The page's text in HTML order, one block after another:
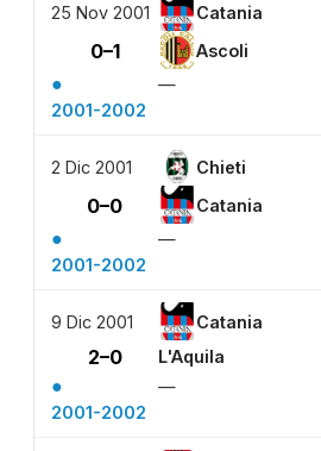
25 Nov 2001 Catania
0–1 Ascoli
●
—
2001-2002
2 Dic 2001 Chieti
0–0 Catania
●
—
2001-2002
9 Dic 2001 Catania
2–0 L'Aquila
●
—
2001-2002